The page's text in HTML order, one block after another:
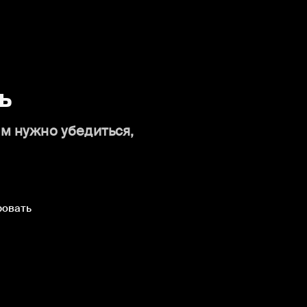
нужно убедиться,